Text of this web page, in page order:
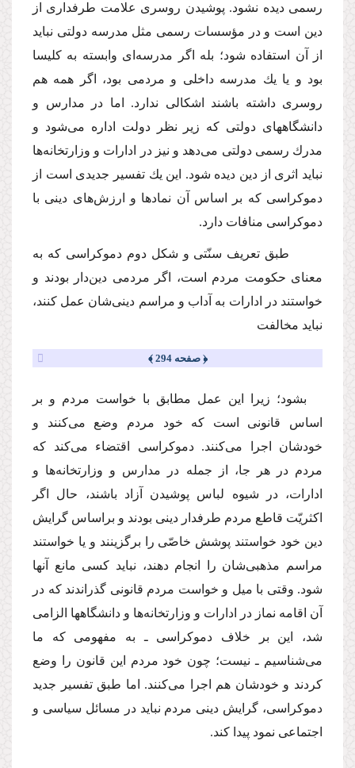
رسمى دیده نشود. پوشیدن روسرى علامت طرفدارى از
دین است و در مؤسسات رسمى مثل مدرسه دولتى نباید
از آن استفاده شود؛ بله اگر مدرسه‌اى وابسته به كلیسا
بود و یا یك مدرسه داخلى و مردمى بود، اگر همه هم
روسرى داشته باشند اشكالى ندارد. اما در مدارس و
دانشگاههاى دولتى كه زیر نظر دولت اداره مى‌شود و
مدرك رسمى دولتى مى‌دهد و نیز در ادارات و وزارتخانه‌ها
نباید اثرى از دین دیده شود. این یك تفسیر جدیدى است از
دموكراسى كه بر اساس آن نمادها و ارزش‌هاى دینى با
دموكراسى منافات دارد.
طبق تعریف سنّتى و شكل دوم دموكراسى كه به
معناى حكومت مردم است، اگر مردمى دین‌دار بودند و
خواستند در ادارات به آداب و مراسم دینى‌شان عمل كنند،
نباید مخالفت
﴿ صفحه 294 ﴾
بشود؛ زیرا این عمل مطابق با خواست مردم و بر
اساس قانونى است كه خود مردم وضع مى‌كنند و
خودشان اجرا مى‌كنند. دموكراسى اقتضاء مى‌كند كه
مردم در هر جا، از جمله در مدارس و وزارتخانه‌ها و
ادارات، در شیوه لباس پوشیدن آزاد باشند، حال اگر
اكثریّت قاطع مردم طرفدار دینى بودند و براساس گرایش
دین خود خواستند پوشش خاصّى را برگزینند و یا خواستند
مراسم مذهبى‌شان را انجام دهند، نباید كسى مانع آنها
شود. وقتى با میل و خواست مردم قانونى گذراندند كه در
آن اقامه نماز در ادارات و وزارتخانه‌ها و دانشگاهها الزامى
شد، این بر خلاف دموكراسى ـ به مفهومى كه ما
مى‌شناسیم ـ نیست؛ چون خود مردم این قانون را وضع
كردند و خودشان هم اجرا مى‌كنند. اما طبق تفسیر جدید
دموكراسى، گرایش دینى مردم نباید در مسائل سیاسى و
اجتماعى نمود پیدا كند.